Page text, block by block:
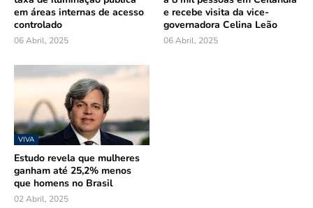
em áreas internas de acesso
controlado
06 Abril, 2025
e recebe visita da vice-
governadora Celina Leão
06 Abril, 2025
VIVA
Estudo revela que mulheres
ganham até 25,2% menos
que homens no Brasil
02 Abril, 2025